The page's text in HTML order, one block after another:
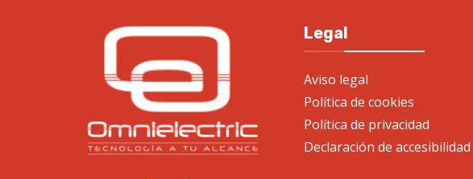
Legal
Aviso legal
Política de cookies
Política de privacidad
Declaración de accesibilidad